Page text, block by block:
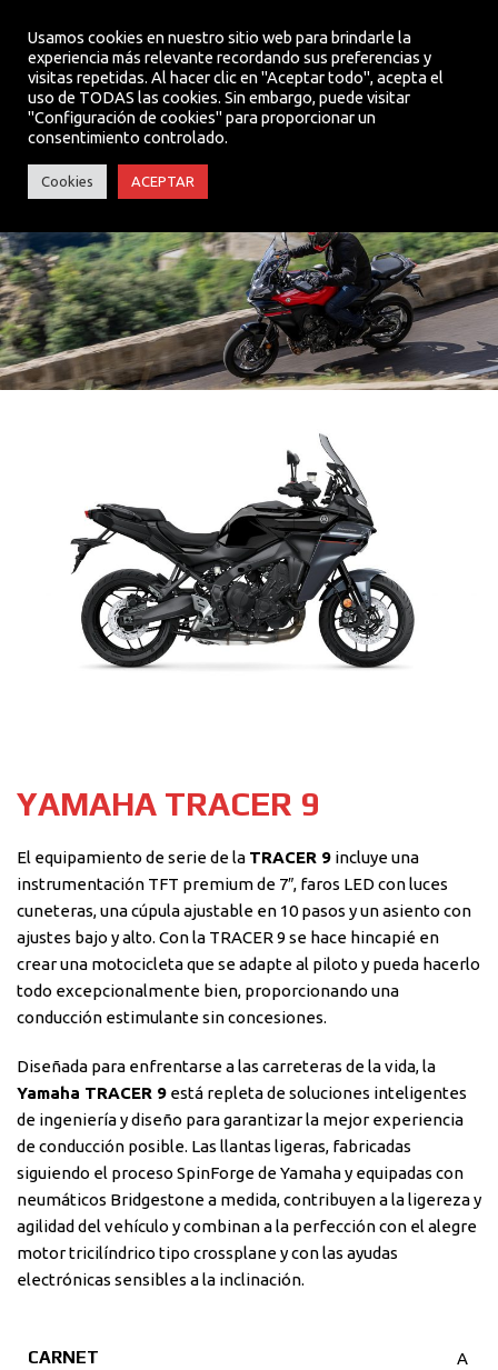
MENU
TRACER 9
YAMAHA TRACER 9
El equipamiento de serie de la TRACER 9 incluye una
instrumentación TFT premium de 7″, faros LED con luces
cuneteras, una cúpula ajustable en 10 pasos y un asiento con
ajustes bajo y alto. Con la TRACER 9 se hace hincapié en
crear una motocicleta que se adapte al piloto y pueda hacerlo
todo excepcionalmente bien, proporcionando una
conducción estimulante sin concesiones.
Diseñada para enfrentarse a las carreteras de la vida, la
Yamaha TRACER 9 está repleta de soluciones inteligentes
de ingeniería y diseño para garantizar la mejor experiencia
de conducción posible. Las llantas ligeras, fabricadas
siguiendo el proceso SpinForge de Yamaha y equipadas con
neumáticos Bridgestone a medida, contribuyen a la ligereza y
agilidad del vehículo y combinan a la perfección con el alegre
motor tricilíndrico tipo crossplane y con las ayudas
electrónicas sensibles a la inclinación.
CARNET A
Usamos cookies en nuestro sitio web para brindarle la
experiencia más relevante recordando sus preferencias y
visitas repetidas. Al hacer clic en "Aceptar todo", acepta el
uso de TODAS las cookies. Sin embargo, puede visitar
"Configuración de cookies" para proporcionar un
consentimiento controlado.
Cookies ACEPTAR